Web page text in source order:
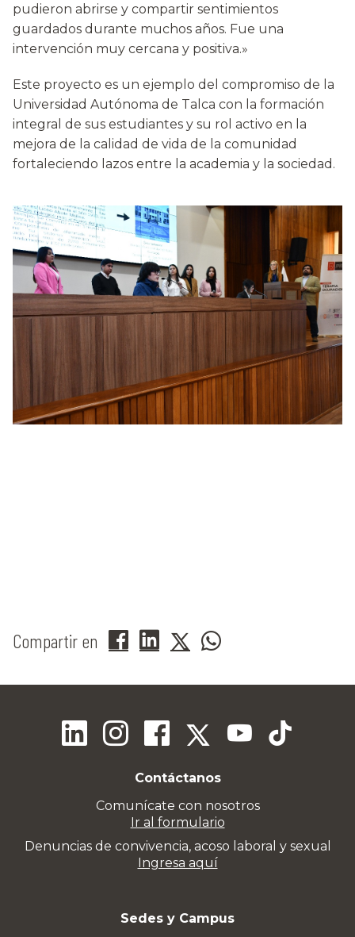
pudieron abrirse y compartir sentimientos
guardados durante muchos años. Fue una
intervención muy cercana y positiva.»
Este proyecto es un ejemplo del compromiso de la
Universidad Autónoma de Talca con la formación
integral de sus estudiantes y su rol activo en la
mejora de la calidad de vida de la comunidad
fortaleciendo lazos entre la academia y la sociedad.
Compartir en
Contáctanos
Comunícate con nosotros
Ir al formulario
Denuncias de convivencia, acoso laboral y sexual
Ingresa aquí
Sedes y Campus